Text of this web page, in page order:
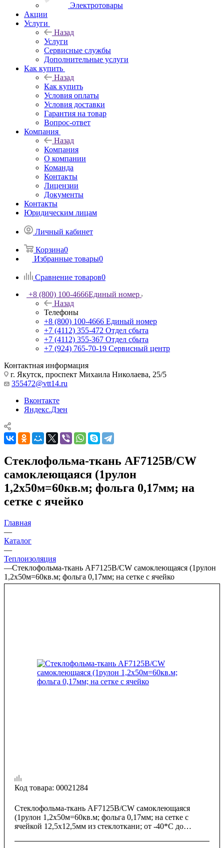
Электротовары
Акции
Услуги
Назад
Услуги
Сервисные службы
Дополнительные услуги
Как купить
Назад
Как купить
Условия оплаты
Условия доставки
Гарантия на товар
Вопрос-ответ
Компания
Назад
Компания
О компании
Команда
Контакты
Лицензии
Документы
Контакты
Юридическим лицам
Личный кабинет
Корзина0
Избранные товары0
Сравнение товаров0
+8 (800) 100-4666Единый номер
Назад
Телефоны
+8 (800) 100-4666 Единый номер
+7 (4112) 355-472 Отдел сбыта
+7 (4112) 355-367 Отдел сбыта
+7 (924) 765-70-19 Сервисный центр
Контактная информация
г. Якутск, проспект Михаила Николаева, 25/5
355472@vtt14.ru
Вконтакте
Яндекс.Дзен
Стеклофольма-ткань AF7125B/CW
самоклеющаяся (1рулон
1,2х50м=60кв.м; фольга 0,17мм; на
сетке с ячейко
Главная
—
Каталог
—
Теплоизоляция
—Стеклофольма-ткань AF7125B/CW самоклеющаяся (1рулон
1,2х50м=60кв.м; фольга 0,17мм; на сетке с ячейко
Код товара: 00021284
Стеклофольма-ткань AF7125B/CW самоклеющаяся
(1рулон 1,2х50м=60кв.м; фольга 0,17мм; на сетке с
ячейкой 12,5х12,5мм из стеклоткани; от -40*С до